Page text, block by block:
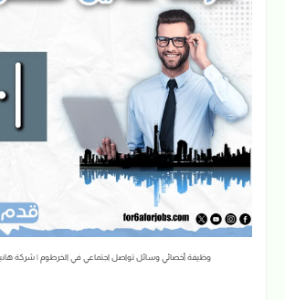
وظيفة أخصائي وسائل تواصل اجتماعي في الخرطوم | شركة